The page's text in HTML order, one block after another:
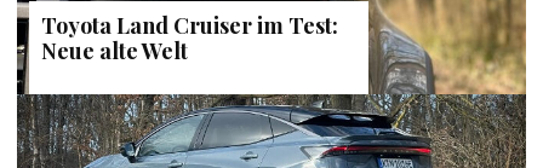
Toyota Land Cruiser im Test:
Neue alte Welt